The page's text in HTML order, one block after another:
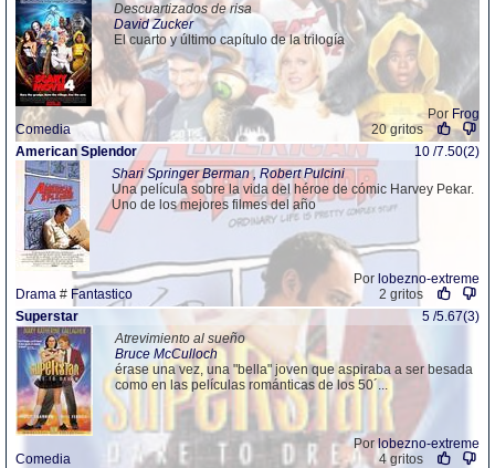
Descuartizados de risa
David Zucker
El cuarto y último capítulo de la trilogía
Por Frog
Comedia
20 gritos
American Splendor
10 /7.50(2)
Shari Springer Berman , Robert Pulcini
Una película sobre la vida del héroe de cómic Harvey Pekar.
Uno de los mejores filmes del año
Por lobezno-extreme
Drama # Fantastico
2 gritos
Superstar
5 /5.67(3)
Atrevimiento al sueño
Bruce McCulloch
érase una vez, una "bella" joven que aspiraba a ser besada
como en las películas románticas de los 50´...
Porlobezno-extreme
Comedia
4 gritos